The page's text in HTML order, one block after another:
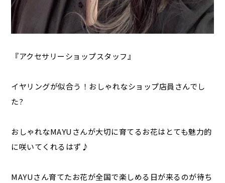
『アクセサリーショップスタッフ』
イヤリングが似合う！おしゃれなショップ店員さんでし
た?
おしゃれなMAYUさんが大切に育てるお花はとても魅力的
に咲いてくれるはず♪
MAYUさん育てたお花が全国で楽しめる日が来るのが待ち